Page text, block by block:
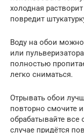
холодная
повредит
Воду на обои
или
полностью
легко сниматься.
Отрывать обои
повторно смочите
обрабатывайте
случае придётся